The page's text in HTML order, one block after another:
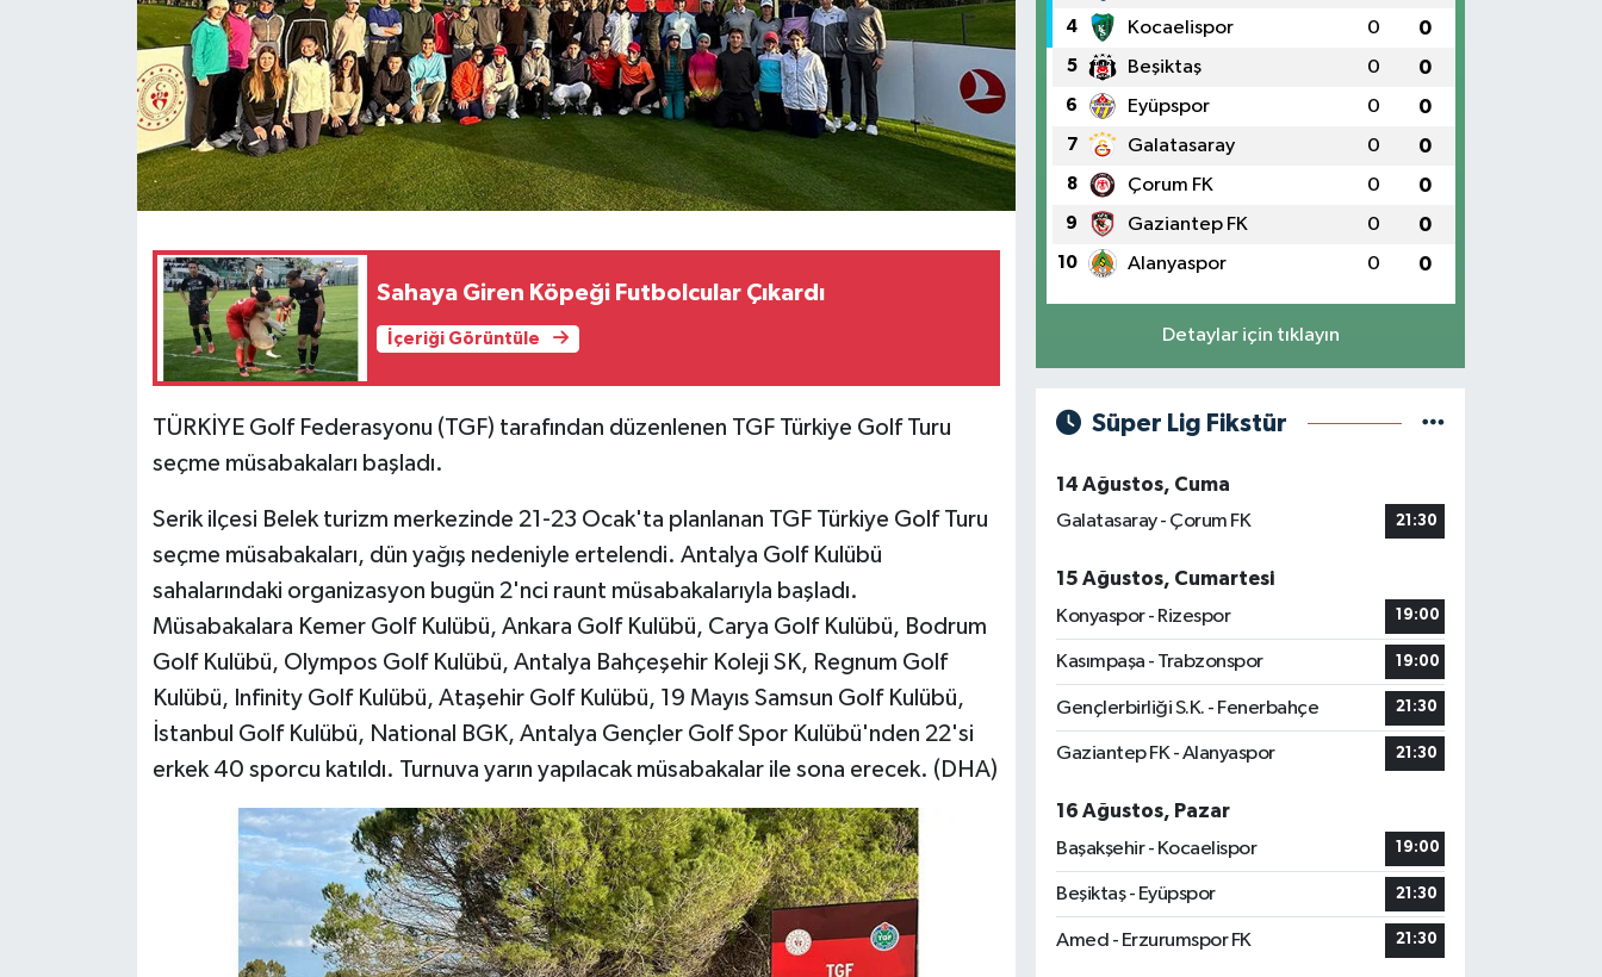
Sahaya Giren Köpeği Futbolcular Çıkardı
İçeriği Görüntüle
TÜRKİYE Golf Federasyonu (TGF) tarafından düzenlenen TGF Türkiye Golf Turu
seçme müsabakaları başladı.
Serik ilçesi Belek turizm merkezinde 21-23 Ocak'ta planlanan TGF Türkiye Golf Turu
seçme müsabakaları, dün yağış nedeniyle ertelendi. Antalya Golf Kulübü
sahalarındaki organizasyon bugün 2'nci raunt müsabakalarıyla başladı.
Müsabakalara Kemer Golf Kulübü, Ankara Golf Kulübü, Carya Golf Kulübü, Bodrum
Golf Kulübü, Olympos Golf Kulübü, Antalya Bahçeşehir Koleji SK, Regnum Golf
Kulübü, Infinity Golf Kulübü, Ataşehir Golf Kulübü, 19 Mayıs Samsun Golf Kulübü,
İstanbul Golf Kulübü, National BGK, Antalya Gençler Golf Spor Kulübü'nden 22'si
erkek 40 sporcu katıldı. Turnuva yarın yapılacak müsabakalar ile sona erecek. (DHA)
4 Kocaelispor 0 0
5 Beşiktaş 0 0
6 Eyüpspor 0 0
7 Galatasaray 0 0
8 Çorum FK 0 0
9 Gaziantep FK 0 0
10 Alanyaspor 0 0
Detaylar için tıklayın
Süper Lig Fikstür
14 Ağustos, Cuma
Galatasaray - Çorum FK
21:30
15 Ağustos, Cumartesi
Konyaspor - Rizespor
19:00
Kasımpaşa - Trabzonspor 19:00
Gençlerbirliği S.K. - Fenerbahçe 21:30
Gaziantep FK - Alanyaspor 21:30
16 Ağustos, Pazar
Başakşehir - Kocaelispor
19:00
Beşiktaş - Eyüpspor 21:30
Amed - Erzurumspor FK 21:30